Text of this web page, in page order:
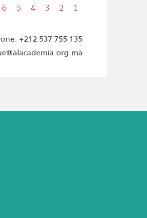
1
2
3
4
5
6
+212 537 755 135